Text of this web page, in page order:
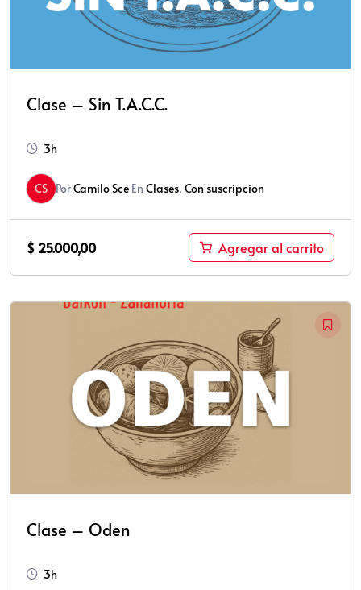
Clase – Sin T.A.C.C.
3h
CS PorCamilo Sce En Clases, Con suscripcion
$ 25.000,00 Agregar al carrito
Clase – Oden
3h